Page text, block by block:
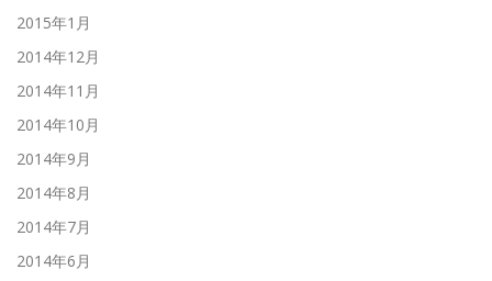
2015年1月
2014年12月
2014年11月
2014年10月
2014年9月
2014年8月
2014年7月
2014年6月